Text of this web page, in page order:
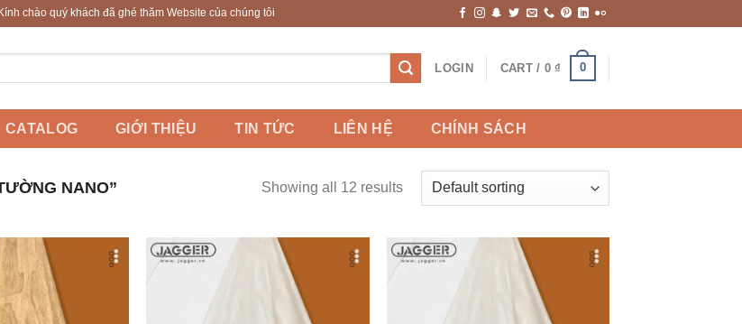
Kính chào quý khách đã ghé thăm Website của chúng tôi
LOGIN CART / 0 ₫ 0
CATALOG GIỚI THIỆU TIN TỨC LIÊN HỆ CHÍNH SÁCH
NANO” Showing all 12 results